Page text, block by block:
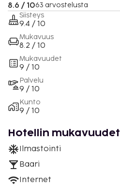
8.6 / 1063 arvostelusta
Siisteys
9.4 / 10
Mukavuus
8.2 / 10
Mukavuudet
9 / 10
Palvelu
9 / 10
Kunto
9 / 10
Hotellin mukavuudet
Ilmastointi
Baari
Internet